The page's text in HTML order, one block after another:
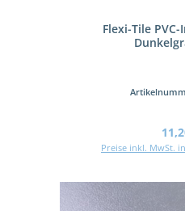
Flexi-Tile
Preise inkl. MwSt.